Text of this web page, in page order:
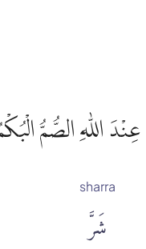
اللّٰهِ الصُّمُّ
sharra
شَرَّ